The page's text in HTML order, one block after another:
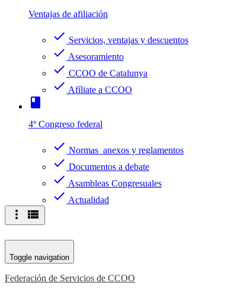
Ventajas de afiliación
check Servicios, ventajas y descuentos
check Asesoramiento
check CCOO de Catalunya
check Afíliate a CCOO
book
4º Congreso federal
check Normas anexos y reglamentos
check Documentos a debate
check Asambleas Congresuales
check Actualidad
more_vert view_list
Toggle navigation
Federación de Servicios de CCOO